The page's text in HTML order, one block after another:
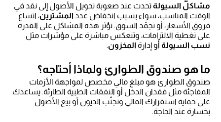
مشاكل السيولةتحدث عند صعوبة تحويل الأصول إلى نقد في
الوقت المناسب، سواء بسبب انخفاض عدد المشترين، اتساع
فروق الأسعار، أو تجمّد السوق. تؤثر هذه المشاكل على القدرة
على تغطية الالتزامات، وتنعكس مباشرة على مؤشرات مثل
نسب السيولة أو إدارة المخزون.
ما هو صندوق الطوارئ ولماذا أحتاجه؟
صندوق الطوارئ هو مبلغ مالي مخصص لمواجهة الأزمات
المفاجئة مثل فقدان الدخل أو النفقات الطبية الطارئة. يساعدك
على حماية استقرارك المالي وتجنّب الديون أو بيع الأصول
بخسارة عند الحاجة.